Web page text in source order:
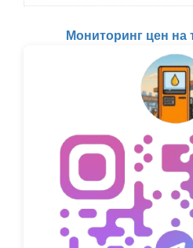
Мониторинг цен